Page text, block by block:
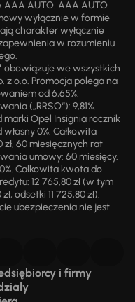
AUTO. AAA AUTO
wyłącznie w formie
charakter wyłącznie
w rozumieniu
obowiązuje we wszystkich
z o.o. Promocja polega na
od 6,65%.
(„RRSO“): 9,81%.
Opel Insignia rocznik
0%. Całkowita
60 miesięcznych rat
umowy: 60 miesięcy.
Całkowita kwota do
12 765,80 zł (w tym
odsetki 11 725,80 zł).
ubezpieczenia nie jest
i firmy